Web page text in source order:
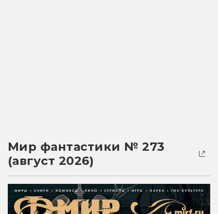
Мир фантастики № 273
(август 2026)